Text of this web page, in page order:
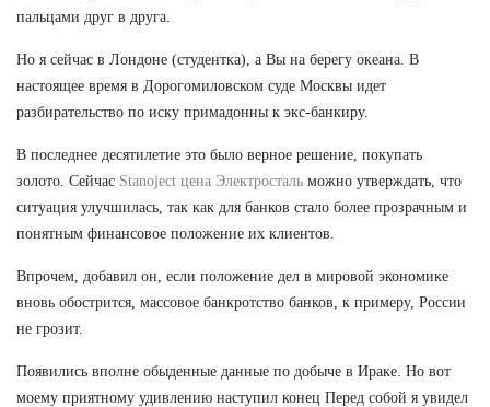
пальцами друг в друга.
Но я сейчас в Лондоне (студентка), а Вы на берегу океана. В
настоящее время в Дорогомиловском суде Москвы идет
разбирательство по иску примадонны к экс-банкиру.
В последнее десятилетие это было верное решение, покупать
золото. Сейчас Stanoject цена Электросталь можно утверждать, что
ситуация улучшилась, так как для банков стало более прозрачным и
понятным финансовое положение их клиентов.
Впрочем, добавил он, если положение дел в мировой экономике
вновь обострится, массовое банкротство банков, к примеру, России
не грозит.
Появились вполне обыденные данные по добыче в Ираке. Но вот
моему приятному удивлению наступил конец Перед собой я увидел